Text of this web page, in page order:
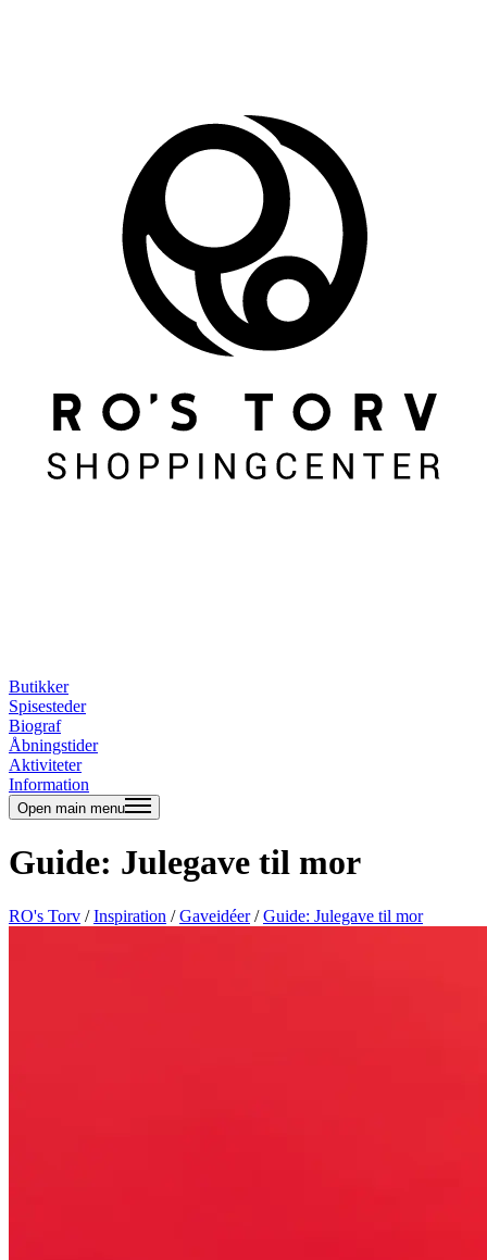
Butikker
Spisesteder
Biograf
Åbningstider
Aktiviteter
Information
Open main menu
Guide: Julegave til mor
RO's Torv /Inspiration /Gaveidéer/Guide: Julegave til mor